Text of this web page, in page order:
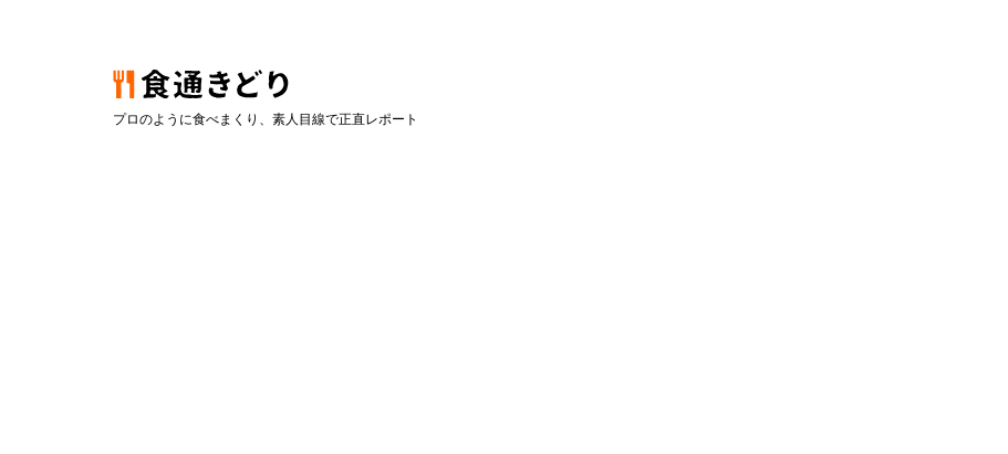
プロのように食べまくり、素人目線で正直レポート